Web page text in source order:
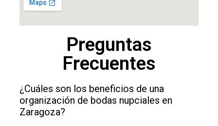
Preguntas
Frecuentes
¿Cuáles son los beneficios de una
organización de bodas nupciales en
Zaragoza?